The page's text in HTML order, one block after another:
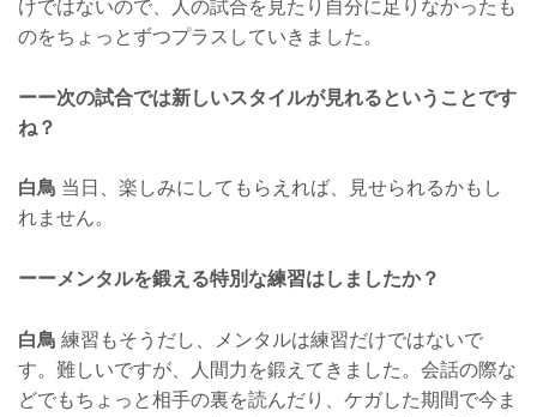
けではないので、人の試合を見たり自分に足りなかったも
のをちょっとずつプラスしていきました。
ーー次の試合では新しいスタイルが見れるということです
ね？
白鳥 当日、楽しみにしてもらえれば、見せられるかもし
れません。
ーーメンタルを鍛える特別な練習はしましたか？
白鳥 練習もそうだし、メンタルは練習だけではないで
す。難しいですが、人間力を鍛えてきました。会話の際な
どでもちょっと相手の裏を読んだり、ケガした期間で今ま